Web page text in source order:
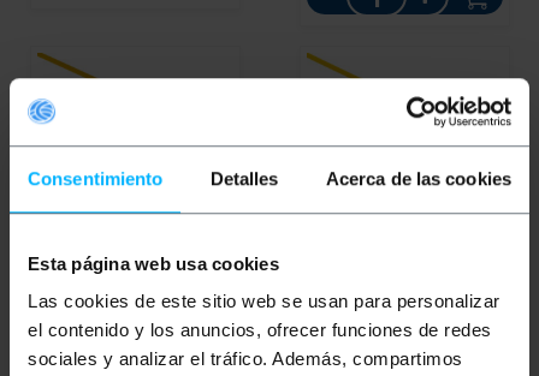
Consentimiento Detalles Acerca de las cookies
Esta página web usa cookies
Las cookies de este sitio web se usan para personalizar
el contenido y los anuncios, ofrecer funciones de redes
sociales y analizar el tráfico. Además, compartimos
BEMATIK
Câble à fibre
optique monomode
Simplex 9/125 G652D
OS2 LC/UPC vers
SC/UPC de 2 m
Câble à fibre
optique monomode
Simplex 9/125 G652D
SC/UPC de 3 m